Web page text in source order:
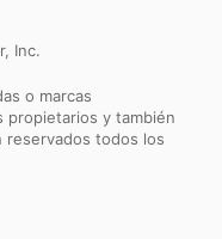
Inc.
o marcas
propietarios y también
reservados todos los